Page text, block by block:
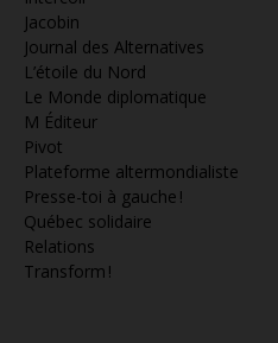
Jacobin
Journal des Alternatives
L’étoile du Nord
Le Monde diplomatique
M Éditeur
Pivot
Plateforme altermondialiste
Presse-toi à gauche !
Québec solidaire
Relations
Transform !